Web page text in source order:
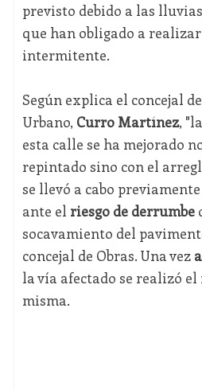
previsto debido a las
que han obligado a
intermitente.
Según explica el concejal
Urbano, Curro Martínez,
esta calle se ha mejorado
repintado sino con el
se llevó a cabo
ante el riesgo de derrumbe
socavamiento del
concejal de Obras. Una vez
la vía afectado se realizó
misma.